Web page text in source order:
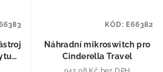
Náhradní mikroswitch pro
Cinderella Travel
KÓD: E66382